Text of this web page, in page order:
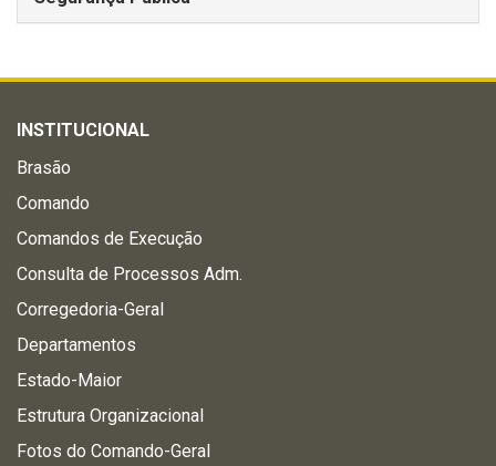
INSTITUCIONAL
Brasão
Comando
Comandos de Execução
Consulta de Processos Adm.
Corregedoria-Geral
Departamentos
Estado-Maior
Estrutura Organizacional
Fotos do Comando-Geral